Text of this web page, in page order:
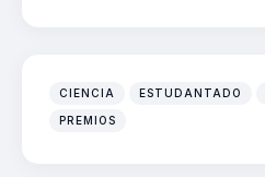
CIENCIA ESTUDANTADO
PREMIOS